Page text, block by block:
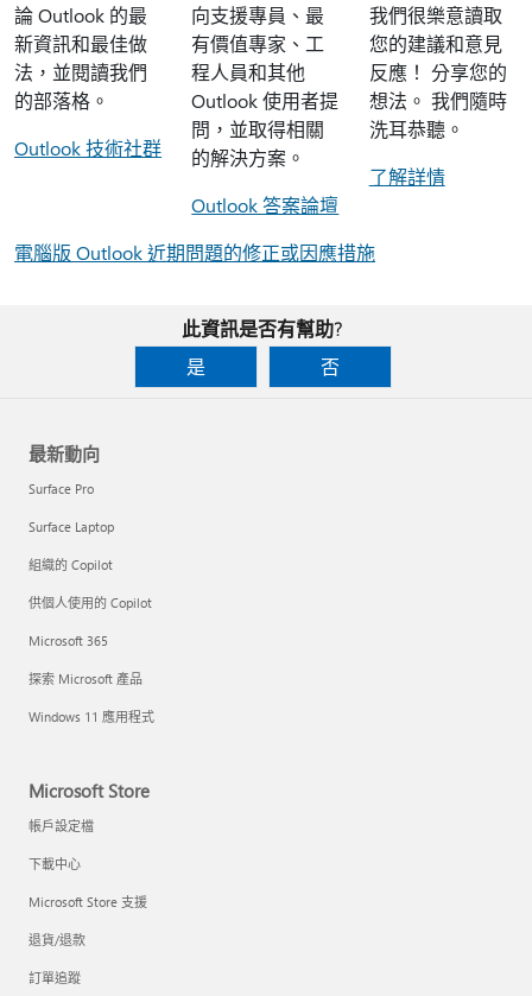
論 Outlook 的最
新資訊和最佳做
法，並閱讀我們
的部落格。
Outlook 技術社群
向支援專員、最
有價值專家、工
程人員和其他
Outlook 使用者提
問，並取得相關
的解決方案。
Outlook 答案論壇
我們很樂意讀取
您的建議和意見
反應！ 分享您的
想法。 我們隨時
洗耳恭聽。
了解詳情
電腦版 Outlook 近期問題的修正或因應措施
此資訊是否有幫助?
是
否
最新動向
Surface Pro
Surface Laptop
組織的 Copilot
供個人使用的 Copilot
Microsoft 365
探索 Microsoft 產品
Windows 11 應用程式
Microsoft Store
帳戶設定檔
下載中心
Microsoft Store 支援
退貨/退款
訂單追蹤